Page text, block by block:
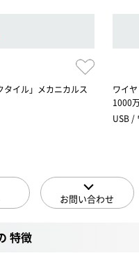
イル」メカニカルス
ワイ
1000
USB /
お問い合わせ
特徴